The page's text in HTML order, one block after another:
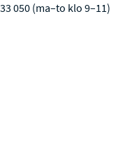
050 (ma–to klo 9–11)